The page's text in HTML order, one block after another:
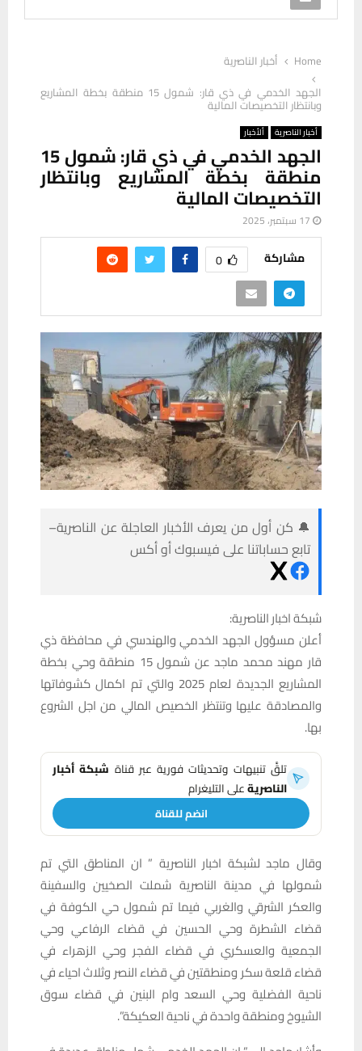
Home
أخبار الناصرية
الجهد الخدمي في ذي قار: شمول 15 منطقة بخطة المشاريع
وبانتظار التخصيصات المالية
أخبار الناصرية ألأخبار
الجهد الخدمي في ذي قار: شمول 15
منطقة بخطة المشاريع وبانتظار
التخصيصات المالية
17 سبتمبر، 2025
مشاركة 0
🔔 كن أول من يعرف الأخبار العاجلة عن الناصرية–
تابع حساباتنا على فيسبوك أو أكس
شبكة اخبار الناصرية:
أعلن مسؤول الجهد الخدمي والهندسي في محافظة ذي
قار مهند محمد ماجد عن شمول 15 منطقة وحي بخطة
المشاريع الجديدة لعام 2025 والتي تم اكمال كشوفاتها
والمصادقة عليها وتنتظر الخصيص المالي من اجل الشروع
بها.
تلقَّ تنبيهات وتحديثات فورية عبر قناة شبكة أخبار
الناصريةعلى التليغرام
انضم للقناة
وقال ماجد لشبكة اخبار الناصرية ” ان المناطق التي تم
شمولها في مدينة الناصرية شملت الصخيين والسفينة
والعكر الشرقي والغربي فيما تم شمول حي الكوفة في
قضاء الشطرة وحي الحسين في قضاء الرفاعي وحي
الجمعية والعسكري في قضاء الفجر وحي الزهراء في
قضاء قلعة سكر ومنطقتين في قضاء النصر وثلاث احياء في
ناحية الفضلية وحي السعد وام البنين في قضاء سوق
الشيوخ ومنطقة واحدة في ناحية العكيكة”.